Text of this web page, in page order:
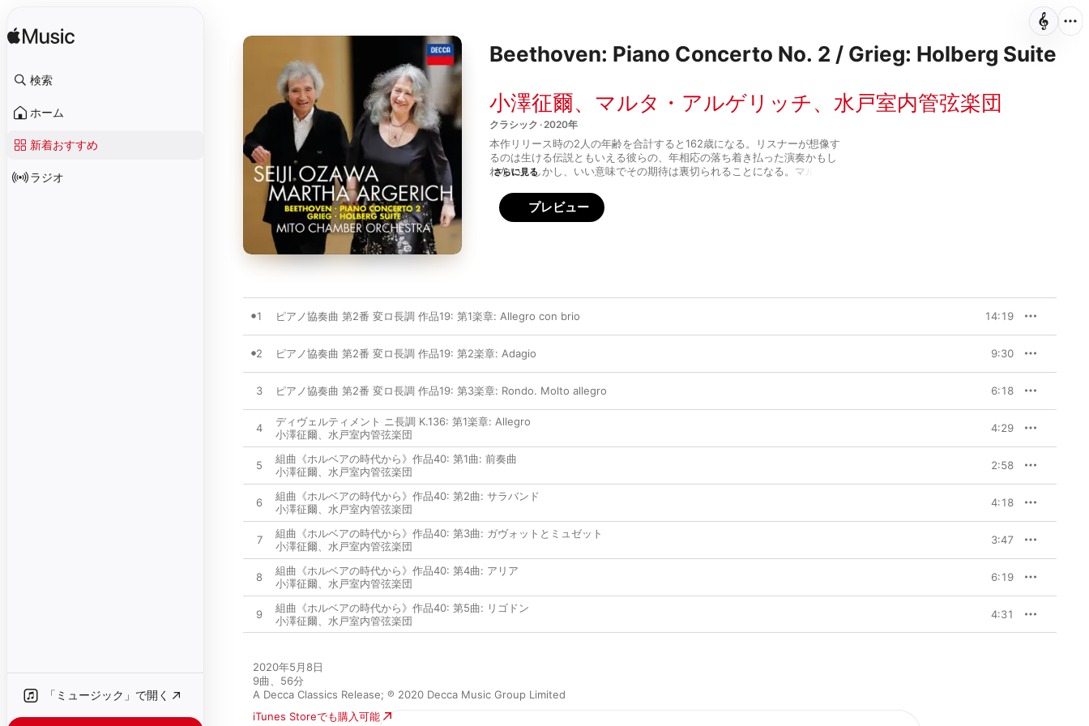
検索
ホーム
新着おすすめ
ラジオ
「ミュージック」で開く
Beethoven: Piano Concerto No. 2 / Grieg: Holberg Suite
小澤征爾、 マルタ・アルゲリッチ、 水戸室内管弦楽団
クラシック · 2020年
本作リリース時の2人の年齢を合計すると162歳になる。リスナーが想像す
るのは生ける伝説ともいえる彼らの、年相応の落ち着き払った演奏かもし
れない。しかし、いい意味でその期待は裏切られることになる。マルタ・
持つ第2番で閃光を放つ。彼女の指は全く年齢を感じさせないスピードで鍵
盤の上を疾走し、生き生きとした表現と豊かなイマジネーションは無限の
広がりを見せる。同様に小澤征爾も水戸室内管弦楽団の精鋭たちからエネ
さらに見る
プレビュー
1 ピアノ協奏曲 第2番 変ロ長調 作品19: 第1楽章: Allegro con brio 14:19
2 ピアノ協奏曲 第2番 変ロ長調 作品19: 第2楽章: Adagio 9:30
3 ピアノ協奏曲 第2番 変ロ長調 作品19: 第3楽章: Rondo. Molto allegro 6:18
4
ディヴェルティメント ニ長調 K.136: 第1楽章: Allegro
小澤征爾
水戸室内管弦楽団 4:29
5
組曲《ホルベアの時代から》作品40: 第1曲: 前奏曲
小澤征爾
水戸室内管弦楽団 2:58
6
組曲《ホルベアの時代から》作品40: 第2曲: サラバンド
小澤征爾
水戸室内管弦楽団 4:18
7
組曲《ホルベアの時代から》作品40: 第3曲: ガヴォットとミュゼット
小澤征爾
水戸室内管弦楽団 3:47
8
組曲《ホルベアの時代から》作品40: 第4曲: アリア
小澤征爾
水戸室内管弦楽団 6:19
9
組曲《ホルベアの時代から》作品40: 第5曲: リゴドン
小澤征爾
水戸室内管弦楽団 4:31
2020年5月8日
9曲、56分
A Decca Classics Release; ℗ 2020 Decca Music Group Limited
iTunes Storeでも購入可能